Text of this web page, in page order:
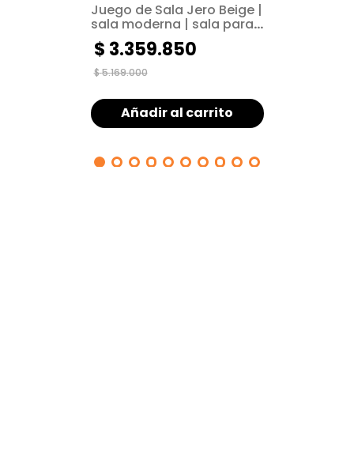
Juego de Sala Jero Beige |
sala moderna | sala para
espacios pequeños
$5.169.000
$ 3.359.850
Añadir al carrito